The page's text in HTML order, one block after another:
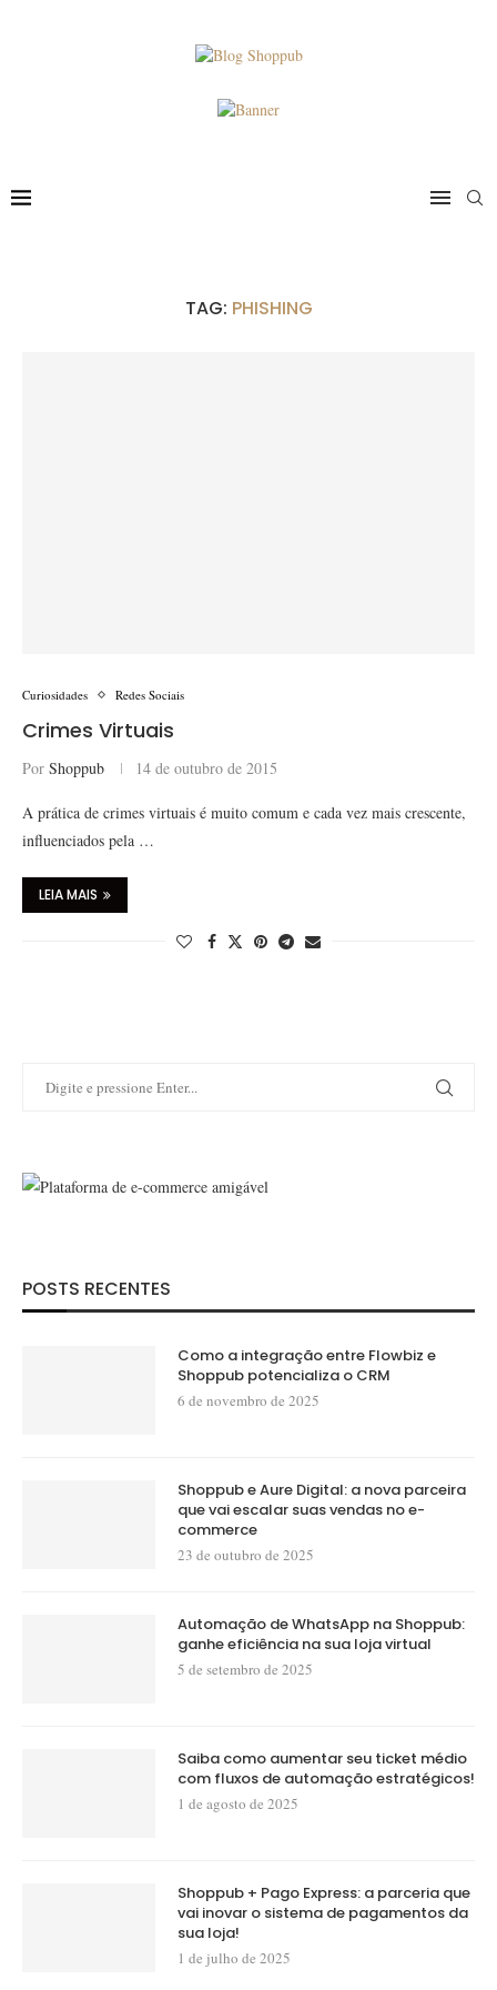
TAG: PHISHING
Curiosidades Redes Sociais
Crimes Virtuais
Por Shoppub 14 de outubro de 2015
A prática de crimes virtuais é muito comum e cada vez mais crescente,
influenciados pela …
LEIA MAIS
POSTS RECENTES
Como a integração entre Flowbiz e
Shoppub potencializa o CRM
6 de novembro de 2025
Shoppub e Aure Digital: a nova parceira
que vai escalar suas vendas no e-
commerce
23 de outubro de 2025
Automação de WhatsApp na Shoppub:
ganhe eficiência na sua loja virtual
5 de setembro de 2025
Saiba como aumentar seu ticket médio
com fluxos de automação estratégicos!
1 de agosto de 2025
Shoppub + Pago Express: a parceria que
vai inovar o sistema de pagamentos da
sua loja!
1 de julho de 2025